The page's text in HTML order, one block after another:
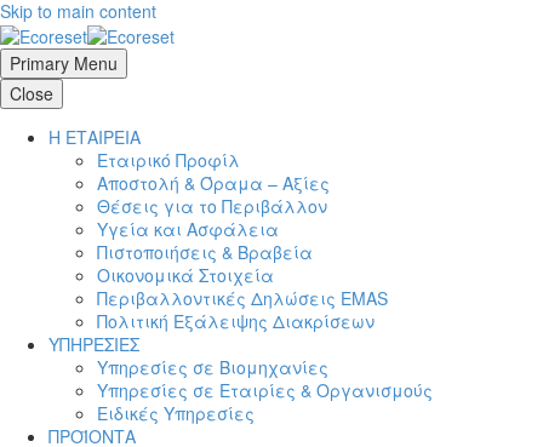
Skip to main content
Primary Menu
Close
Η ΕΤΑΙΡΕΙΑ
Εταιρικό Προφίλ
Αποστολή & Όραμα – Αξίες
Θέσεις για το Περιβάλλον
Υγεία και Ασφάλεια
Πιστοποιήσεις & Βραβεία
Οικονομικά Στοιχεία
Περιβαλλοντικές Δηλώσεις EMAS
Πολιτική Εξάλειψης Διακρίσεων
ΥΠΗΡΕΣΙΕΣ
Υπηρεσίες σε Βιομηχανίες
Υπηρεσίες σε Εταιρίες & Οργανισμούς
Ειδικές Υπηρεσίες
ΠΡΟΪΟΝΤΑ